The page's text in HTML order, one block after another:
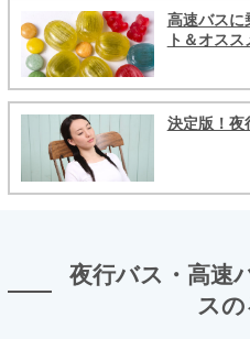
高速バスに
ト＆オス
決定版！夜
夜行バス・高速
ス